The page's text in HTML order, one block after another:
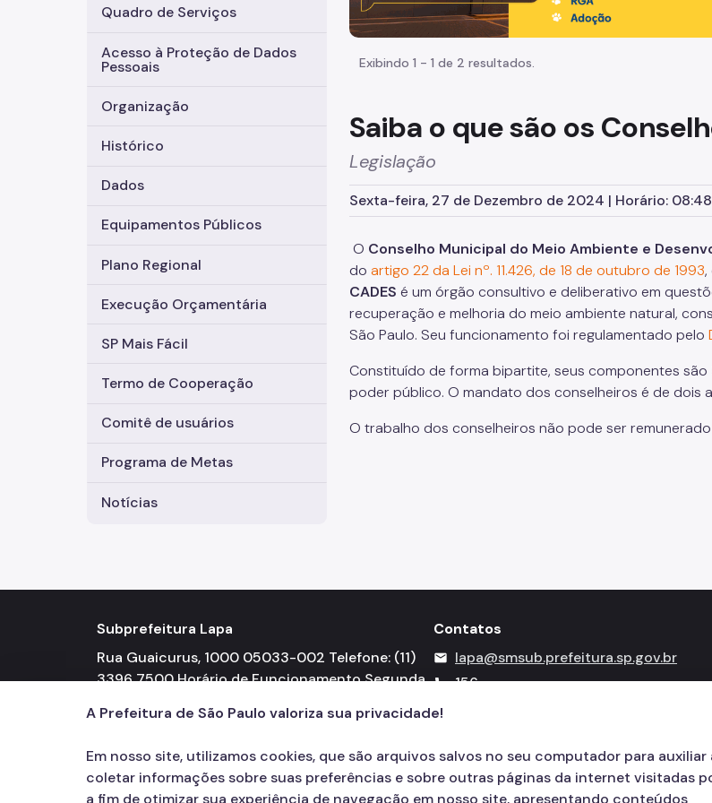
Quadro de Serviços
Acesso à Proteção de Dados
Pessoais
Organização
Histórico
Dados
Equipamentos Públicos
Plano Regional
Execução Orçamentária
SP Mais Fácil
Termo de Cooperação
Comitê de usuários
Programa de Metas
Notícias
Exibindo 1 - 1 de 2 resultados.
Saiba o que são os
Legislação
Sexta-feira, 27 de Dezembro de 2024 | Horário: 08:48
O Conselho Municipal do Meio Ambiente e
do artigo 22 da Lei nº. 11.426, de 18 de outubro de 1993,
CADES é um órgão consultivo e deliberativo em
recuperação e melhoria do meio ambiente natural,
São Paulo. Seu funcionamento foi regulamentado pelo
Constituído de forma bipartite, seus componentes
poder público. O mandato dos conselheiros é de dois
O trabalho dos conselheiros não pode ser
Subprefeitura Lapa
Rua Guaicurus, 1000 05033-002 Telefone: (11)
3396 7500 Horário de Funcionamento Segunda
Contatos
mail lapa@smsub.prefeitura.sp.gov.br
call 156
A Prefeitura de São Paulo valoriza sua privacidade!
Em nosso site, utilizamos cookies, que são arquivos salvos no seu computador para auxiliar
coletar informações sobre suas preferências e sobre outras páginas da internet visitadas
a fim de otimizar sua experiência de navegação em nosso site, apresentando conteúdos